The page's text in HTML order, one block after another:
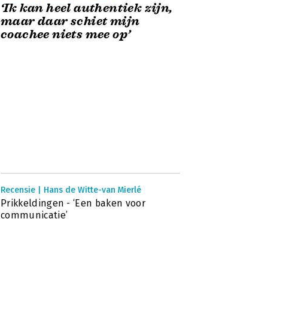
‘Ik kan heel authentiek zijn,
maar daar schiet mijn
coachee niets mee op’
Recensie | Hans de Witte-van Mierlé
Prikkeldingen - ‘Een baken voor
communicatie’